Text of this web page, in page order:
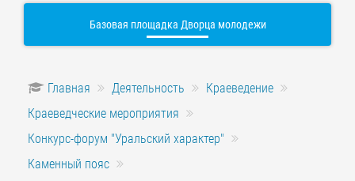
Базовая площадка Дворца молодежи
Главная Деятельность
Краеведение
Краеведческие мероприятия
Конкурс-форум "Уральский характер"
Каменный пояс